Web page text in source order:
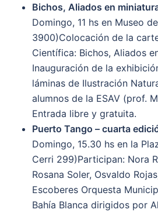
Bichos, Aliados en
Domingo, 11 hs en Museo
3900)Colocación de la
Científica: Bichos, Aliados
Inauguración de la
láminas de Ilustración
alumnos de la ESAV (prof.
Entrada libre y gratuita.
Puerto Tango – cuarta
Domingo, 15.30 hs en la
Cerri 299)Participan: Nora
Rosana Soler, Osvaldo
Escoberes Orquesta
Bahía Blanca dirigidos por